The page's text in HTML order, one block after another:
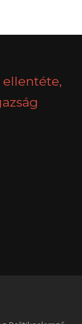
ellentéte,